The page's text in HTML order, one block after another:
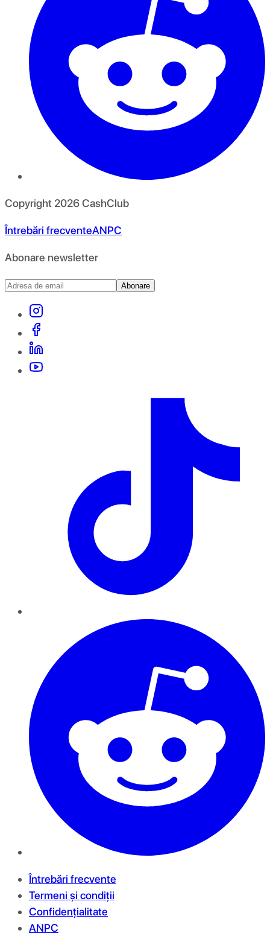
Copyright 2026CashClub
Întrebări frecventeANPC
Abonare newsletter
Abonare
Întrebări frecvente
Termeni și condiții
Confidențialitate
ANPC